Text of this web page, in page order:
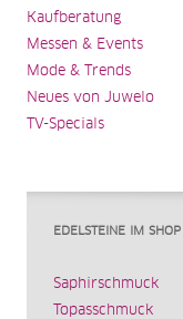
Kaufberatung
Messen & Events
Mode & Trends
Neues von Juwelo
TV-Specials
EDELSTEINE IM SHOP
Saphirschmuck
Topasschmuck